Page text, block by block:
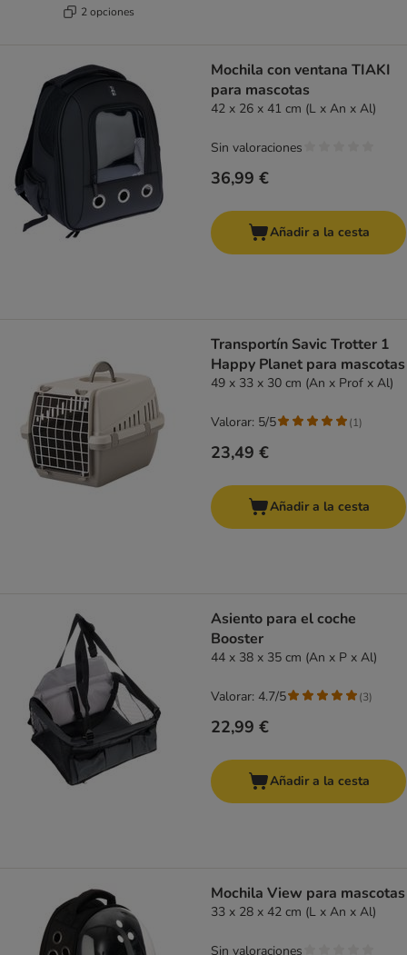
2 opciones
Mochila con ventana TIAKI
para mascotas
42 x 26 x 41 cm (L x An x Al)
36,99 €
Sin valoraciones
Añadir a la cesta
Transportín Savic Trotter 1
Happy Planet para mascotas
49 x 33 x 30 cm (An x Prof x Al)
23,49 €
Valorar: 5/5 (1)
Añadir a la cesta
Asiento para el coche
Booster
44 x 38 x 35 cm (An x P x Al)
22,99 €
Valorar: 4.7/5 (3)
Añadir a la cesta
Mochila View para mascotas
33 x 28 x 42 cm (L x An x Al)
Sin valoraciones